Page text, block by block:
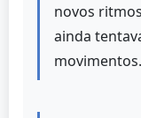
novos
ainda
movimentos.